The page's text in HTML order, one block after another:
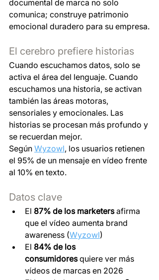
documental de marca no solo
comunica; construye patrimonio
emocional duradero para su empresa.
El cerebro prefiere historias
Cuando escuchamos datos, solo se
activa el área del lenguaje. Cuando
escuchamos una historia, se activan
también las áreas motoras,
sensoriales y emocionales. Las
historias se procesan más profundo y
se recuerdan mejor.
Según Wyzowl, los usuarios retienen
el 95% de un mensaje en vídeo frente
al 10% en texto.
Datos clave
El 87% de los marketers afirma
que el vídeo aumenta brand
awareness (Wyzowl)
El 84% de los
consumidores quiere ver más
vídeos de marcas en 2026